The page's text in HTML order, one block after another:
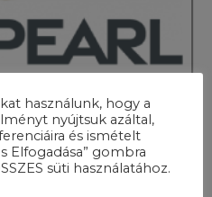
használunk, hogy a
nyújtsuk azáltal,
és ismételt
Elfogadása” gombra
süti használatához.